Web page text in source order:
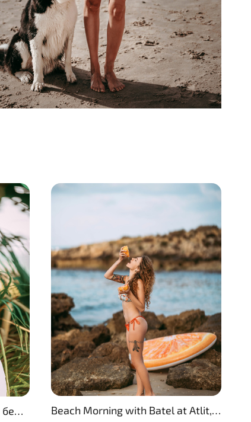
Женя и Карина. Фотосессия беременности. Beach Morning with Batel at Atlit, Israel